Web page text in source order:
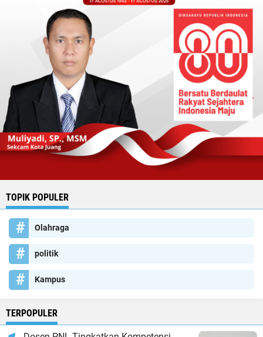
TOPIK POPULER
Olahraga
politik
Kampus
TERPOPULER